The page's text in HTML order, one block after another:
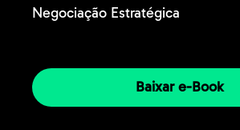
Negociação Estratégica
Baixar e-Book